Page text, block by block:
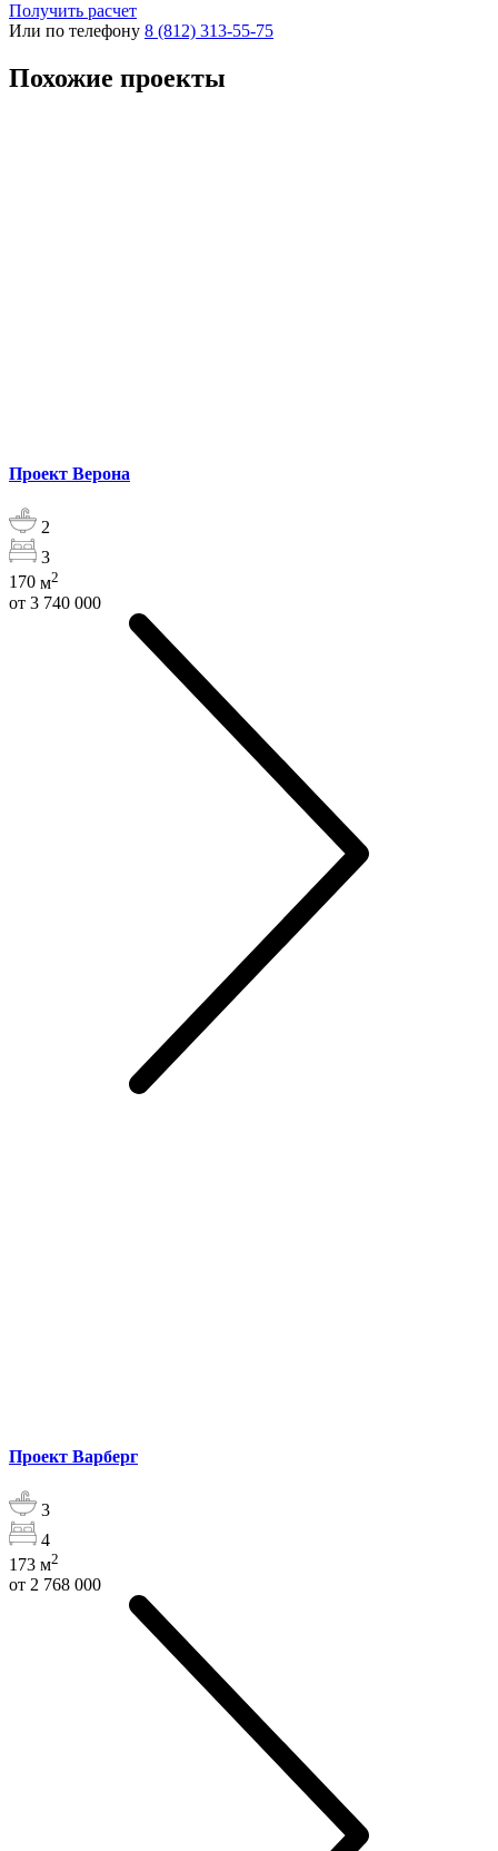
Получить расчет
Или по телефону 8 (812) 313-55-75
Похожие проекты
Проект Верона
2
3
170 м2
от 3 740 000
Проект Варберг
3
4
173 м2
от 2 768 000